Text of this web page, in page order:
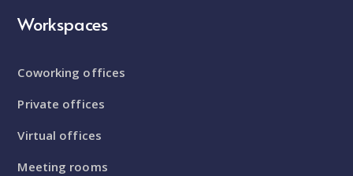
Workspaces
Coworking offices
Private offices
Virtual offices
Meeting rooms